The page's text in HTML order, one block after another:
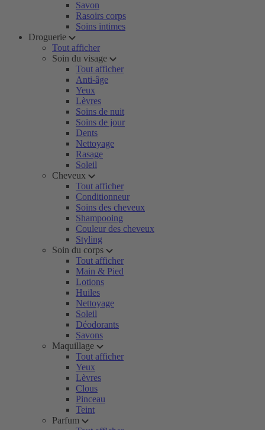
Savon
Rasoirs corps
Soins intimes
Droguerie
Tout afficher
Soin du visage
Tout afficher
Anti-âge
Yeux
Lèvres
Soins de nuit
Soins de jour
Dents
Nettoyage
Rasage
Soleil
Cheveux
Tout afficher
Conditionneur
Soins des cheveux
Shampooing
Couleur des cheveux
Styling
Soin du corps
Tout afficher
Main & Pied
Lotions
Huiles
Nettoyage
Soleil
Déodorants
Savons
Maquillage
Tout afficher
Yeux
Lèvres
Clous
Pinceau
Teint
Parfum